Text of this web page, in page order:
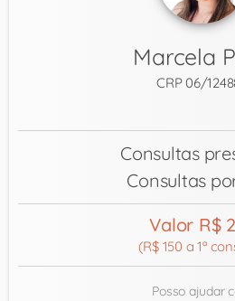
Marcela
CRP 06/
Consultas
Consultas
Valor R$
(R$ 150 a 1ª
Posso ajudar